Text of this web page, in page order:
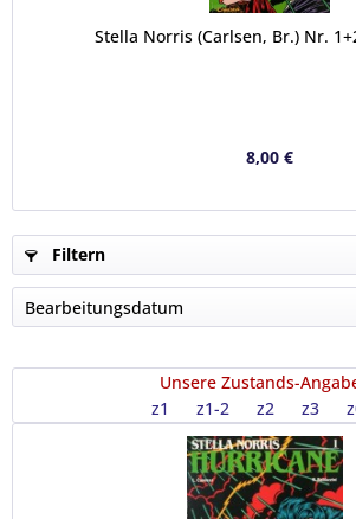
Stella Norris (Carlsen, Br.) Nr.
8,00 €
Filtern
Unsere Zustands-
z1
z1-2 z2 z3